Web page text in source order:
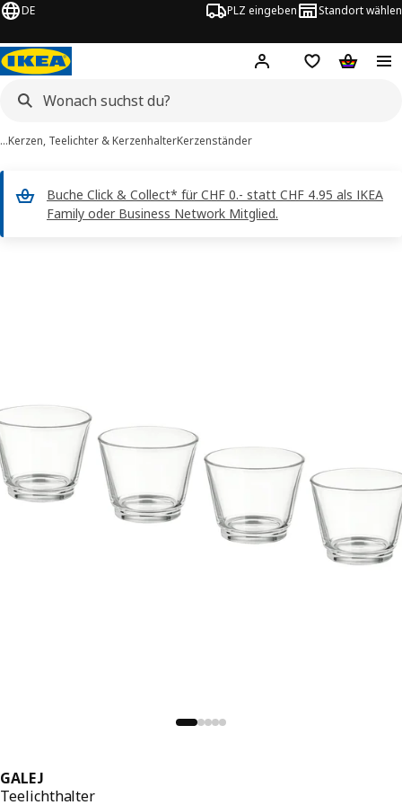
DE PLZ eingeben Standort wählen
Hej! Logge dich ein
Einkaufsliste
…Kerzen, Teelichter & KerzenhalterKerzenständer
Buche Click & Collect* für CHF 0.- statt CHF 4.95 als IKEA
Family oder Business Network Mitglied.
GALEJ
Teelichthalter